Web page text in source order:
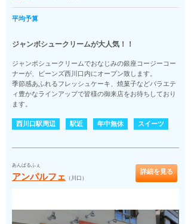
平均予算
ジャンボシュークリームが大人気！！
ジャンボシュークリームでおなじみの銀座コージーコー
ナーが、ビーンズ西川口内にオープン致します。
季節感あふれるフレッシュケーキ、焼菓子などバラエテ
ィ豊かなラインアップで皆様の御来店をお待ちしており
ます。
西川口駅周辺 駅近 年中無休 スイーツ
あんぱるふぇ
アンパルフェ （川口）
詳細を見る